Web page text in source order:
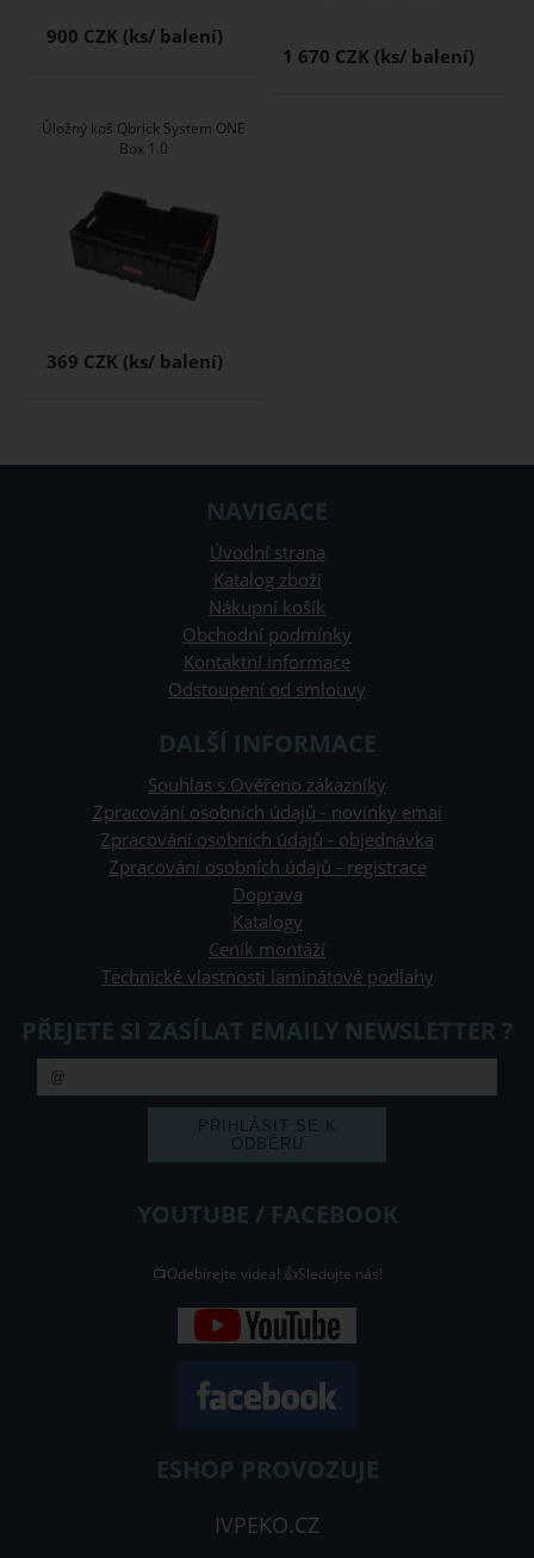
900 CZK
1 670 CZK
Úložný koš Qbrick System ONE
Box 1.0
369 CZK
NAVIGACE
Úvodní strana
Katalog zboží
Nákupní košík
Obchodní podmínky
Kontaktní informace
Odstoupení od smlouvy
DALŠÍ INFORMACE
Souhlas s Ověřeno zákazníky
Zpracování osobních údajů - novinky emai
Zpracování osobních údajů - objednávka
Zpracování osobních údajů - registrace
Doprava
Katalogy
Ceník montáží
Technické vlastnosti laminátové podlahy
PŘEJETE SI ZASÍLAT EMAILY NEWSLETTER ?
YOUTUBE / FACEBOOK
📺Odebírejte videa! 👍Sledujte nás!
ESHOP PROVOZUJE
IVPEKO.CZ